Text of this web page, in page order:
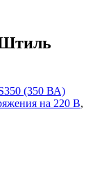
Штиль
(350 ВА)
на 220 В,